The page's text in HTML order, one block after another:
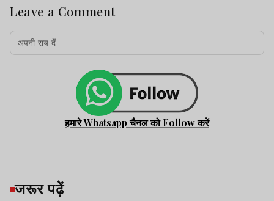
Leave a Comment
हमारे Whatsapp चैनल को Follow करें
जरूर पढ़ें